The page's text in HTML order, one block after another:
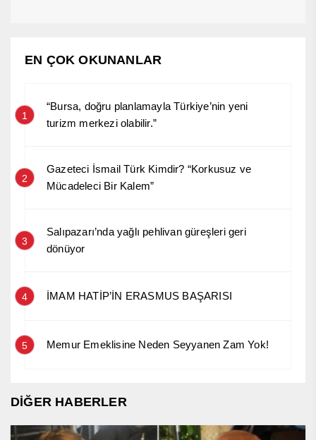
EN ÇOK OKUNANLAR
1
“Bursa, doğru planlamayla Türkiye’nin yeni
turizm merkezi olabilir.”
2
Gazeteci İsmail Türk Kimdir? “Korkusuz ve
Mücadeleci Bir Kalem”
3
Salıpazarı’nda yağlı pehlivan güreşleri geri
dönüyor
4 İMAM HATİP’İN ERASMUS BAŞARISI
5 Memur Emeklisine Neden Seyyanen Zam Yok!
DİĞER HABERLER